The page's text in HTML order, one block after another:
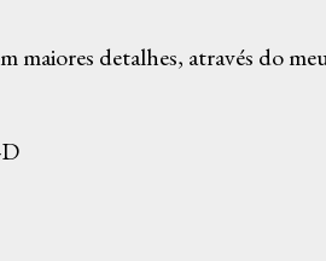
maiores detalhes, através do